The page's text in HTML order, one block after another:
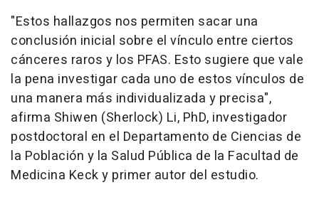
"Estos hallazgos nos permiten sacar una
conclusión inicial sobre el vínculo entre ciertos
cánceres raros y los PFAS. Esto sugiere que vale
la pena investigar cada uno de estos vínculos de
una manera más individualizada y precisa",
afirma Shiwen (Sherlock) Li, PhD, investigador
postdoctoral en el Departamento de Ciencias de
la Población y la Salud Pública de la Facultad de
Medicina Keck y primer autor del estudio.